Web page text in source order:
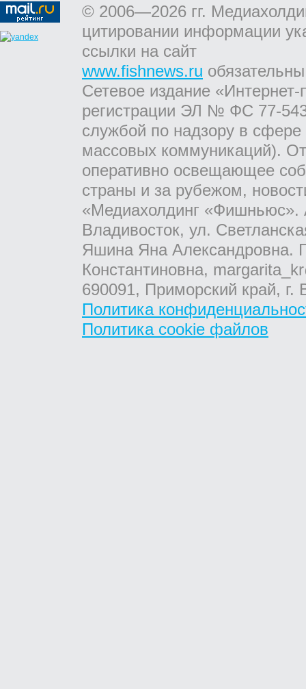
© 2006—2026 гг.
цитировании информации
ссылки на сайт
www.fishnews.ru
Сетевое издание
регистрации ЭЛ № ФС 77-
службой по надзору в
массовых коммуникаций).
оперативно освещающее
страны и за рубежом,
«Медиахолдинг «Фишньюс».
Владивосток, ул.
Яшина Яна Александровна.
Константиновна,
690091, Приморский край,
Политика
Политика cookie файлов